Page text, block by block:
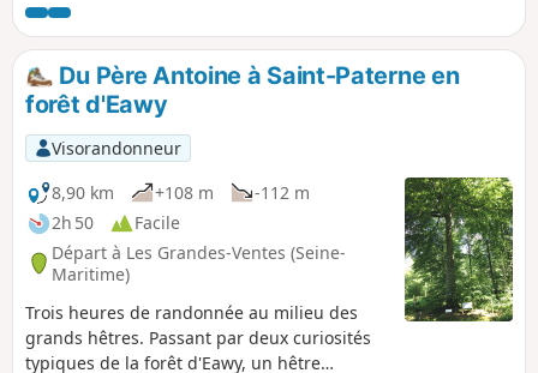
Visite d'Ancourt et de Martin Église. Passage
par la Forêt Domaniale d'Arques.
Du Père Antoine à Saint-Paterne en
forêt d'Eawy
Visorandonneur
8,90 km
+108 m
-112 m
2h 50
Facile
Départ à Les Grandes-Ventes (Seine-
Maritime)
Trois heures de randonnée au milieu des
grands hêtres. Passant par deux curiosités
typiques de la forêt d'Eawy, un hêtre